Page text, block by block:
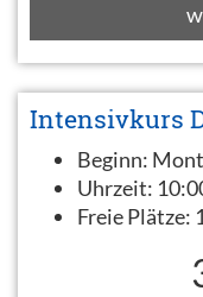
Intensivkurs
Beginn:
Uhrzeit:
Freie Plätze: